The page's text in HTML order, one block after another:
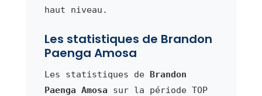
haut niveau.
Les statistiques de Brandon
Paenga Amosa
Les statistiques de Brandon
Paenga Amosa sur la période TOP